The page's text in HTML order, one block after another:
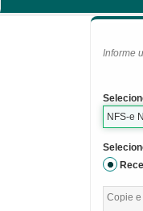
Informe
NFS-e